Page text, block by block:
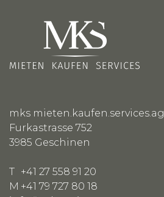
mks mieten.kaufen.services.ag
Furkastrasse 752
3985 Geschinen
T +41 27 558 91 20
M +41 79 727 80 18